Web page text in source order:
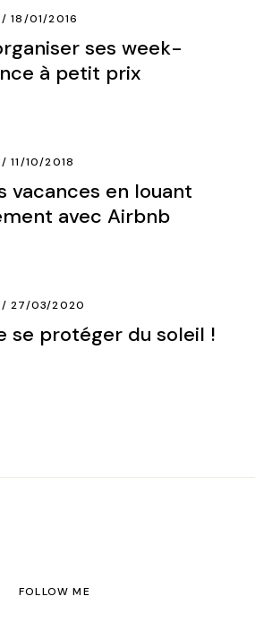
18/01/2016
ses week-
à petit prix
11/10/2018
vacances en louant
avec Airbnb
27/03/2020
se protéger du soleil !
FOLLOW ME